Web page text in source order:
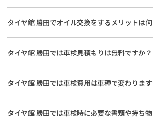
でお気軽にご相談ください。
タイヤ館 勝田でのオイル交換をご希望の際は
ています。予約なしでも対応可能な場合があり
やオイルの在庫がない場合もございます。詳し
までお気軽にご相談ください。
タイヤ館 勝田でオイル交換をするメリットは
タイヤ館 勝田でオイル交換をするメリットは
合わせたオイル提案と、点検を含めたメンテナ
けられる点です。専門性を持ったスタッフがオ
だけでなく、車種や走行環境に合わせて最適
します。また、オイル交換のみならず、オイル
れなどのリスクについてもあわせて点検が可能
タイヤ館 勝田では車検見積もりは無料ですか？
タイヤ館 勝田では車検見積もりを無料で実施
気になる方や車検時期が近い方は早めに見積も
な整備内容や概算費用をご確認ください。具体
種や状態によって異なります。詳しくは店舗ス
ご相談ください。
タイヤ館 勝田では車検費用は車種で変わります
タイヤ館 勝田の車検費用は自動車重量税や自
に加えて交換整備の内容により異なります。 車
動車・小型車など）や必要な部品交換により総
タイヤ館 勝田では車検時に必要な書類や持ち